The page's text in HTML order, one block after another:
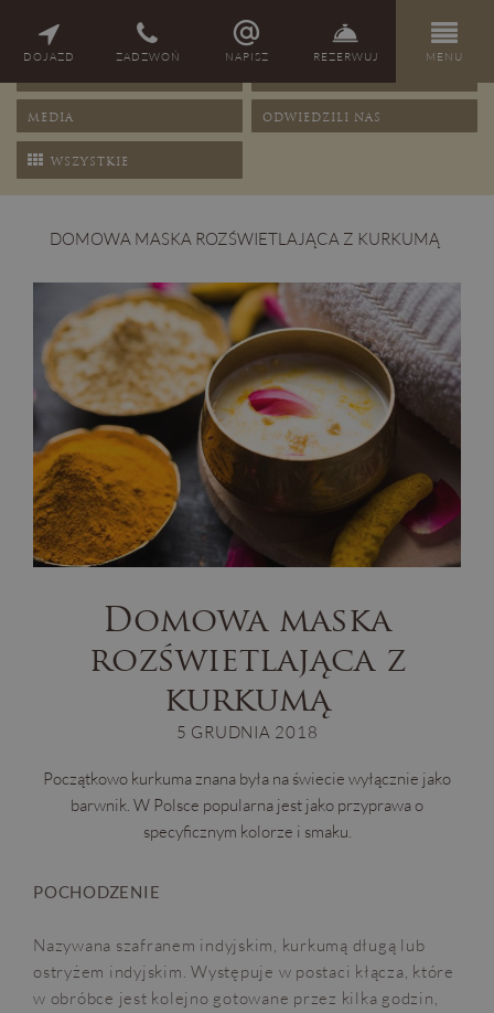
DOJAZD ZADZWOŃ NAPISZ REZERWUJ MENU
NAGRODY
MEDIA ODWIEDZILI NAS
WSZYSTKIE
DOMOWA MASKA ROZŚWIETLAJĄCA Z KURKUMĄ
Domowa maska
rozświetlająca z
kurkumą
5 GRUDNIA 2018
Początkowo kurkuma znana była na świecie wyłącznie jako
barwnik. W Polsce popularna jest jako przyprawa o
specyficznym kolorze i smaku.
POCHODZENIE
Nazywana szafranem indyjskim, kurkumą długą lub
ostryżem indyjskim. Występuje w postaci kłącza, które
w obróbce jest kolejno gotowane przez kilka godzin,